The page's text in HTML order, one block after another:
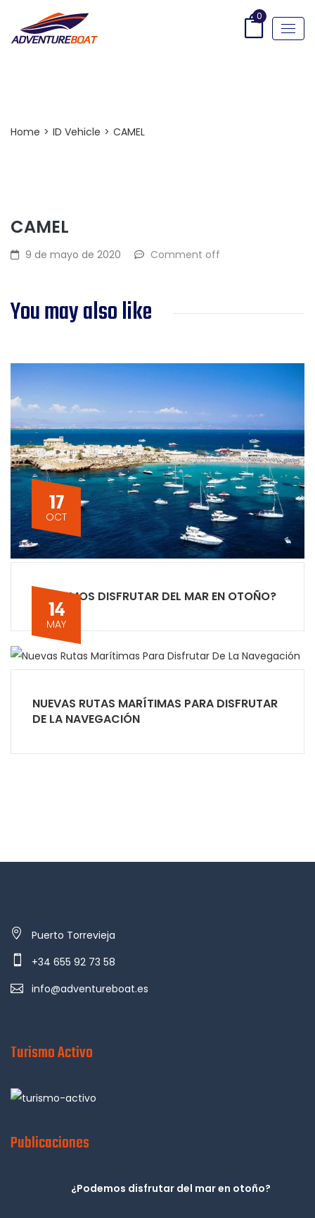
0
Home > ID Vehicle > CAMEL
CAMEL
9 de mayo de 2020 Comment off
You may also like
17
OCT
¿PODEMOS DISFRUTAR DEL MAR EN OTOÑO?
14
MAY
NUEVAS RUTAS MARÍTIMAS PARA DISFRUTAR
DE LA NAVEGACIÓN
Puerto Torrevieja
+34 655 92 73 58
info@adventureboat.es
Turismo Activo
Publicaciones
¿Podemos disfrutar del mar en otoño?